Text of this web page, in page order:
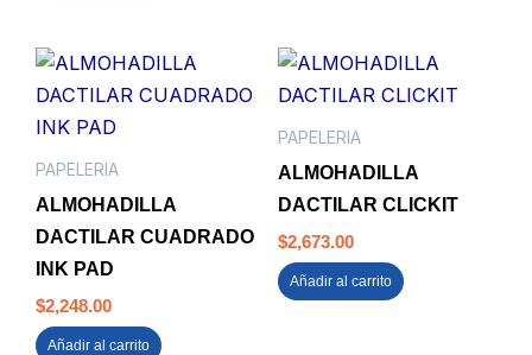
PAPELERIA
ALMOHADILLA
DACTILAR CUADRADO
INK PAD
$2,248.00
Añadir al carrito
PAPELERIA
ALMOHADILLA
DACTILAR CLICKIT
$2,673.00
Añadir al carrito